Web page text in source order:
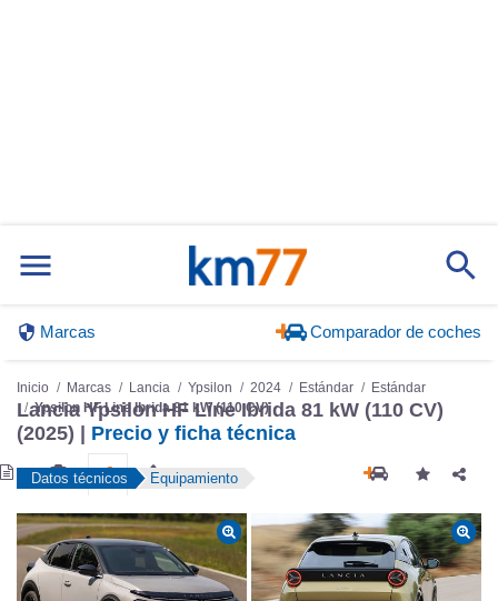
Lancia Ypsilon HF Line Ibrida 81 kW (110 CV)
(2025) |
Precio y ficha técnica